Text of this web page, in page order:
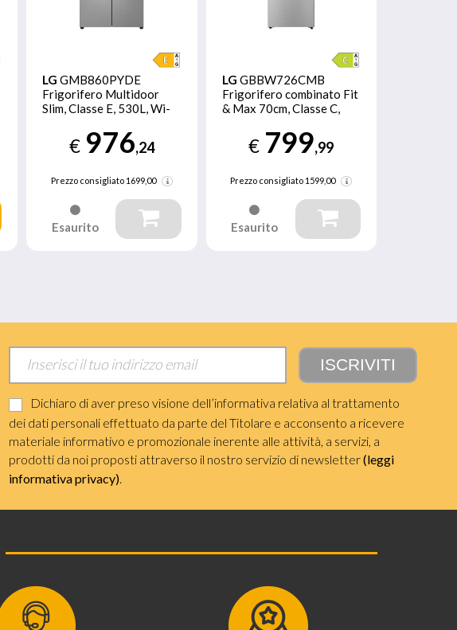
LG GMB860PYDE
Frigorifero Multidoor
Slim, Classe E, 530L, Wi-
Argento
€ 976,24
Prezzo consigliato1699,00
Esaurito
LG GBBW726CMB
Frigorifero combinato Fit
& Max 70cm, Classe C,
Metal Fresh, Door
Cooling, Metal Sorbet
€ 799,99
Prezzo consigliato 1599,00
Esaurito
Dichiaro di aver preso visione dell’informativa relativa al trattamento
dei dati personali effettuato da parte del Titolare e acconsento a ricevere
materiale informativo e promozionale inerente alle attività, a servizi, a
prodotti da noi proposti attraverso il nostro servizio di newsletter(leggi
informativa privacy).